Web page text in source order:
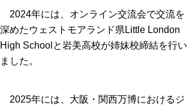
2024年には、オンライン交流会で交流を
深めたウェストモアランド県Little London
High Schoolと岩美高校が姉妹校締結を行い
ました。
2025年には、大阪・関西万博におけるジ